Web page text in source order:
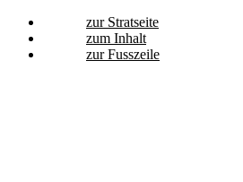
zur Stratseite
zum Inhalt
zur Fusszeile